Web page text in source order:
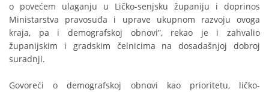
o povećem ulaganju u Ličko-senjsku županiju i doprinos
Ministarstva pravosuđa i uprave ukupnom razvoju ovoga
kraja, pa i demografskoj obnovi”, rekao je i zahvalio
županijskim i gradskim čelnicima na dosadašnjoj dobroj
suradnji.
Govoreći o demografskoj obnovi kao prioritetu, ličko-